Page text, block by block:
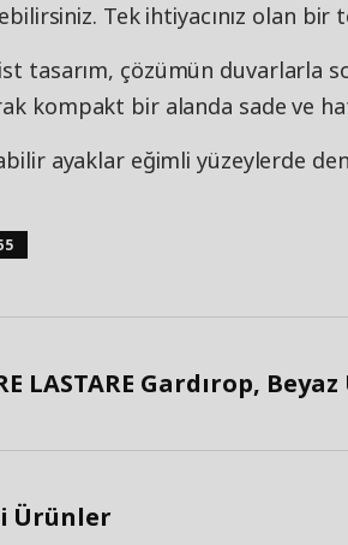
Tek ihtiyacınız olan bir
tasarım, çözümün duvarlarla
kompakt bir alanda sade ve
ayaklar eğimli yüzeylerde
LASTARE Gardırop,
Ürünler